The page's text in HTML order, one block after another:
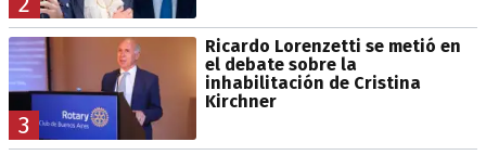
3
Ricardo Lorenzetti se metió en
el debate sobre la
inhabilitación de Cristina
Kirchner